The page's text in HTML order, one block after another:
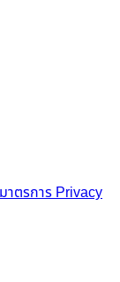
ตรการ Privacy